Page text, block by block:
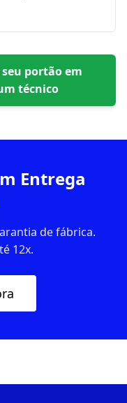
portão em
técnico
Entrega
de fábrica.
12x.